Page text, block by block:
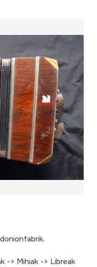
-> Mihiak -> Libreak